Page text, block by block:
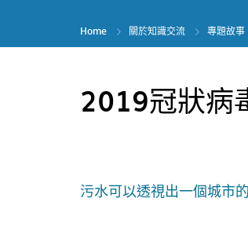
Home 關於知識交流 專題故事
2019冠狀病
污水可以透視出一個城市